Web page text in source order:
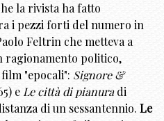
la rivista ha fatto
i pezzi forti del numero in
Feltrin che metteva a
ragionamento politico,
"epocali": Signore &
e Le città di pianuradi
di un sessantennio. Le